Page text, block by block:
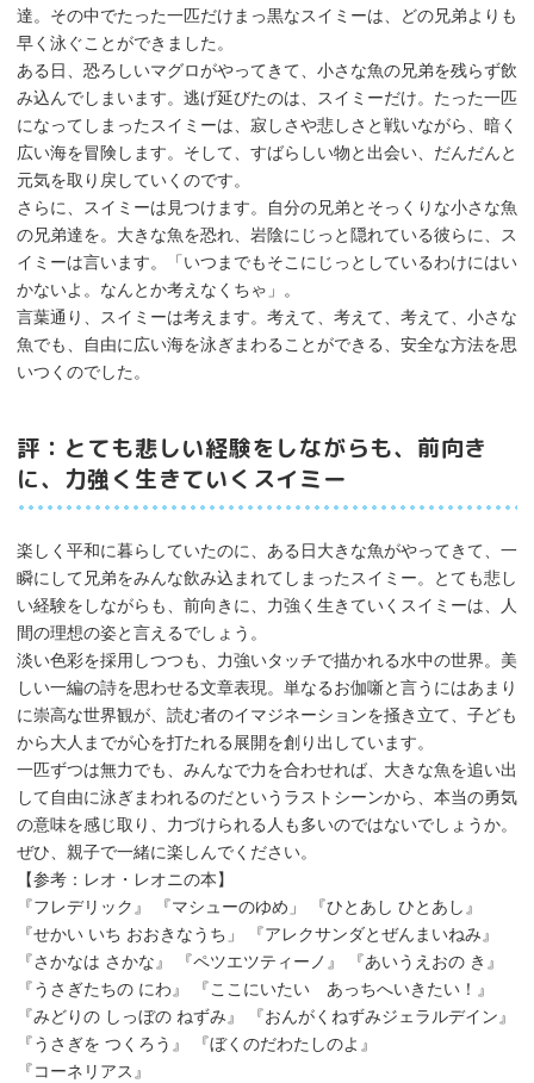
達。その中でたった一匹だけまっ黒なスイミーは、どの兄弟よりも
早く泳ぐことができました。
ある日、恐ろしいマグロがやってきて、小さな魚の兄弟を残らず飲
み込んでしまいます。逃げ延びたのは、スイミーだけ。たった一匹
になってしまったスイミーは、寂しさや悲しさと戦いながら、暗く
広い海を冒険します。そして、すばらしい物と出会い、だんだんと
元気を取り戻していくのです。
さらに、スイミーは見つけます。自分の兄弟とそっくりな小さな魚
の兄弟達を。大きな魚を恐れ、岩陰にじっと隠れている彼らに、ス
イミーは言います。「いつまでもそこにじっとしているわけにはい
かないよ。なんとか考えなくちゃ」。
言葉通り、スイミーは考えます。考えて、考えて、考えて、小さな
魚でも、自由に広い海を泳ぎまわることができる、安全な方法を思
いつくのでした。
評：とても悲しい経験をしながらも、前向き
に、力強く生きていくスイミー
楽しく平和に暮らしていたのに、ある日大きな魚がやってきて、一
瞬にして兄弟をみんな飲み込まれてしまったスイミー。とても悲し
い経験をしながらも、前向きに、力強く生きていくスイミーは、人
間の理想の姿と言えるでしょう。
淡い色彩を採用しつつも、力強いタッチで描かれる水中の世界。美
しい一編の詩を思わせる文章表現。単なるお伽噺と言うにはあまり
に崇高な世界観が、読む者のイマジネーションを掻き立て、子ども
から大人までが心を打たれる展開を創り出しています。
一匹ずつは無力でも、みんなで力を合わせれば、大きな魚を追い出
して自由に泳ぎまわれるのだというラストシーンから、本当の勇気
の意味を感じ取り、力づけられる人も多いのではないでしょうか。
ぜひ、親子で一緒に楽しんでください。
【参考：レオ・レオニの本】
『フレデリック』 『マシューのゆめ」 『ひとあし ひとあし』
『せかい いち おおきなうち」 『アレクサンダとぜんまいねみ』
『さかなは さかな』 『ペツエツティーノ』 『あいうえおの き』
『うさぎたちの にわ』 『ここにいたい あっちへいきたい！』
『みどりの しっぼの ねずみ』 『おんがくねずみジェラルデイン』
『うさぎを つくろう』 『ぼくのだわたしのよ』
『コーネリアス』